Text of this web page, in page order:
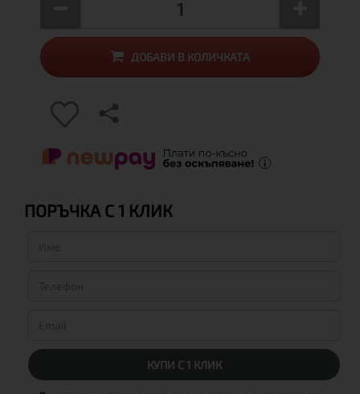
ДОБАВИ В КОЛИЧКАТА
ПОРЪЧКА С 1 КЛИК
КУПИ С 1 КЛИК